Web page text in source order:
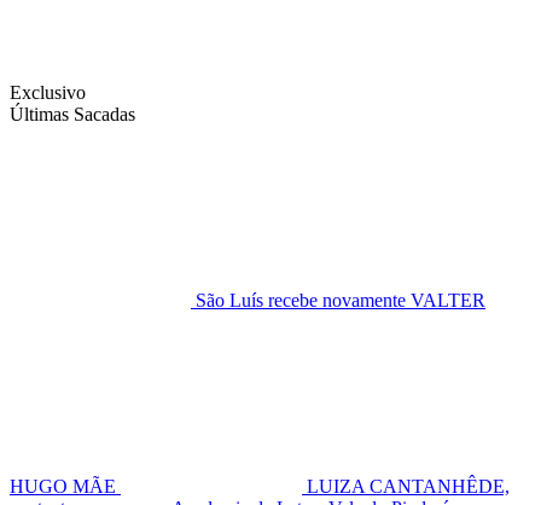
Exclusivo
Últimas Sacadas
São Luís recebe novamente VALTER
HUGO MÃE
LUIZA CANTANHÊDE,